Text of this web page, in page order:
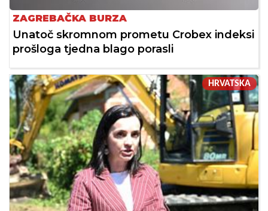
ZAGREBAČKA BURZA
Unatoč skromnom prometu Crobex indeksi
prošloga tjedna blago porasli
HRVATSKA